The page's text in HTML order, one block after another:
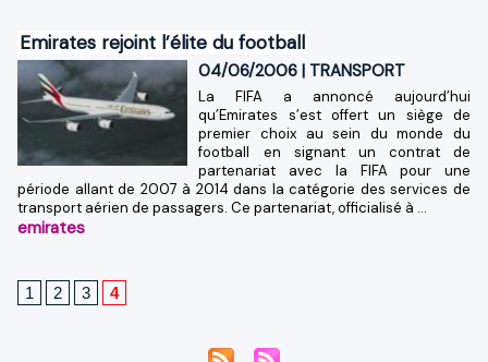
Emirates rejoint l’élite du football
04/06/2006 | TRANSPORT
La FIFA a annoncé aujourd’hui
qu’Emirates s’est offert un siège de
premier choix au sein du monde du
football en signant un contrat de
partenariat avec la FIFA pour une
période allant de 2007 à 2014 dans la catégorie des services de
transport aérien de passagers. Ce partenariat, officialisé à ...
emirates
1 2 3 4